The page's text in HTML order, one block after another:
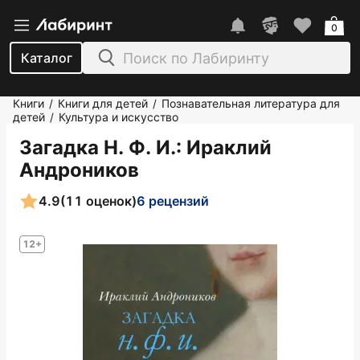
Каталог
0
Книги / Книги для детей / Познавательная литература для
детей / Культура и искусство
Загадка Н. Ф. И.: Ираклий
Андроников
12+
4.9(11 оценок)6 рецензий